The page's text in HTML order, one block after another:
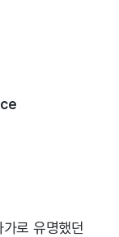
로 유명했던